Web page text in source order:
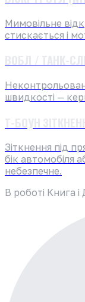
Мимовільне
стискається і
швидкості —
Зіткнення під
бік автомобіля
небезпечне.
В роботі Книга